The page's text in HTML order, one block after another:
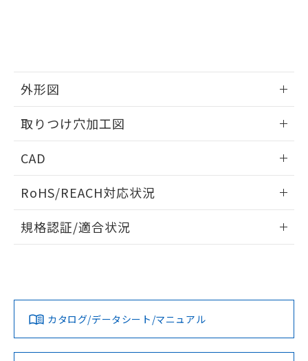
外形図
取りつけ穴加工図
CAD
ドすることができます。
ログイン/会員登録
ダウンロードデータをご利用いただく前に、以下を必ずお読
みください。
ソフトウェアの使用条件
RoHS/REACH対応状況
EU RoHS 注意事項・凡例
対応済み
規格認証/適合状況
カタログ/データシート/マニュアル
していることから、特段のことがない限
り、2022年1月12日より割愛しておりま
す。